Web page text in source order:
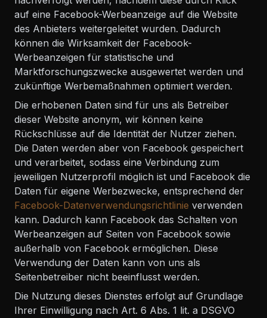
auf eine Facebook-Werbeanzeige auf die Website
des Anbieters weitergeleitet wurden. Dadurch
können die Wirksamkeit der Facebook-
Werbeanzeigen für statistische und
Marktforschungszwecke ausgewertet werden und
zukünftige Werbemaßnahmen optimiert werden.
Die erhobenen Daten sind für uns als Betreiber
dieser Website anonym, wir können keine
Rückschlüsse auf die Identität der Nutzer ziehen.
Die Daten werden aber von Facebook gespeichert
und verarbeitet, sodass eine Verbindung zum
jeweiligen Nutzerprofil möglich ist und Facebook die
Daten für eigene Werbezwecke, entsprechend der
Facebook-Datenverwendungsrichtlinie verwenden
kann. Dadurch kann Facebook das Schalten von
Werbeanzeigen auf Seiten von Facebook sowie
außerhalb von Facebook ermöglichen. Diese
Verwendung der Daten kann von uns als
Seitenbetreiber nicht beeinflusst werden.
Die Nutzung dieses Dienstes erfolgt auf Grundlage
Ihrer Einwilligung nach Art. 6 Abs. 1 lit. a DSGVO